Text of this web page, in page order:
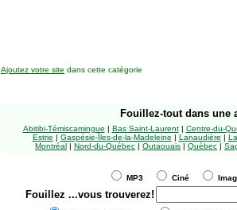
Ajoutez votre site dans cette catégorie
Fouillez-tout dans une
Abitibi-Témiscamingue | Bas Saint-Laurent| Centre-du-
Estrie | Gaspésie-Îles-de-la-Madeleine | Lanaudière |
Montréal | Nord-du-Québec | Outaouais | Québec |
MP3 Ciné
Fouillez ...vous trouverez!